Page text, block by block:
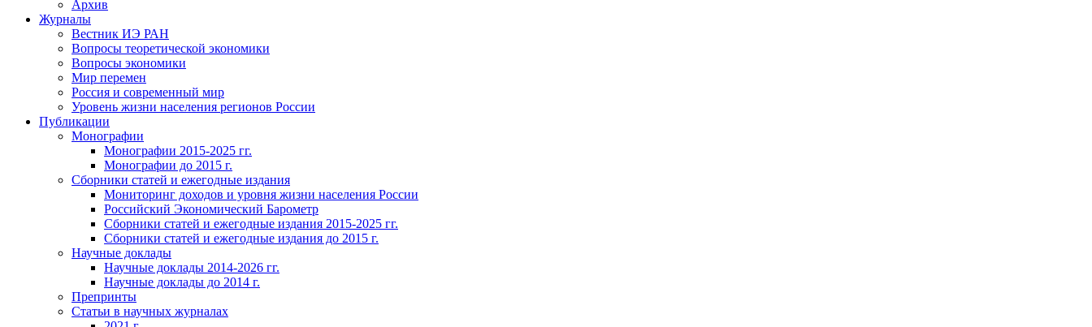
Архив
Журналы
Вестник ИЭ РАН
Вопросы теоретической экономики
Вопросы экономики
Мир перемен
Россия и современный мир
Уровень жизни населения регионов России
Публикации
Монографии
Монографии 2015-2025 гг.
Монографии до 2015 г.
Сборники статей и ежегодные издания
Мониторинг доходов и уровня жизни населения России
Российский Экономический Барометр
Сборники статей и ежегодные издания 2015-2025 гг.
Сборники статей и ежегодные издания до 2015 г.
Научные доклады
Научные доклады 2014-2026 гг.
Научные доклады до 2014 г.
Препринты
Статьи в научных журналах